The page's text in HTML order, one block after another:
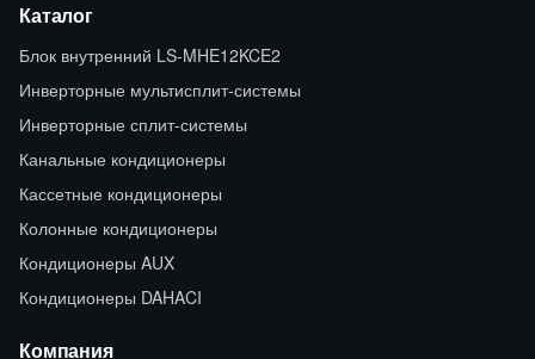
Каталог
Блок внутренний LS-MHE12KCE2
Инверторные мультисплит-системы
Инверторные сплит-системы
Канальные кондиционеры
Кассетные кондиционеры
Колонные кондиционеры
Кондиционеры AUX
Кондиционеры DAHACI
Компания